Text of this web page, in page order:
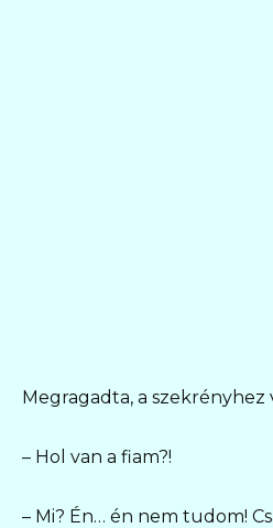
Megragadta, a szekrényhez
– Hol van a fiam?!
– Mi? Én… én nem tudom!